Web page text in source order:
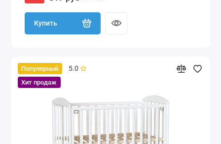
Купить
Популярный
Хит продаж
5.0